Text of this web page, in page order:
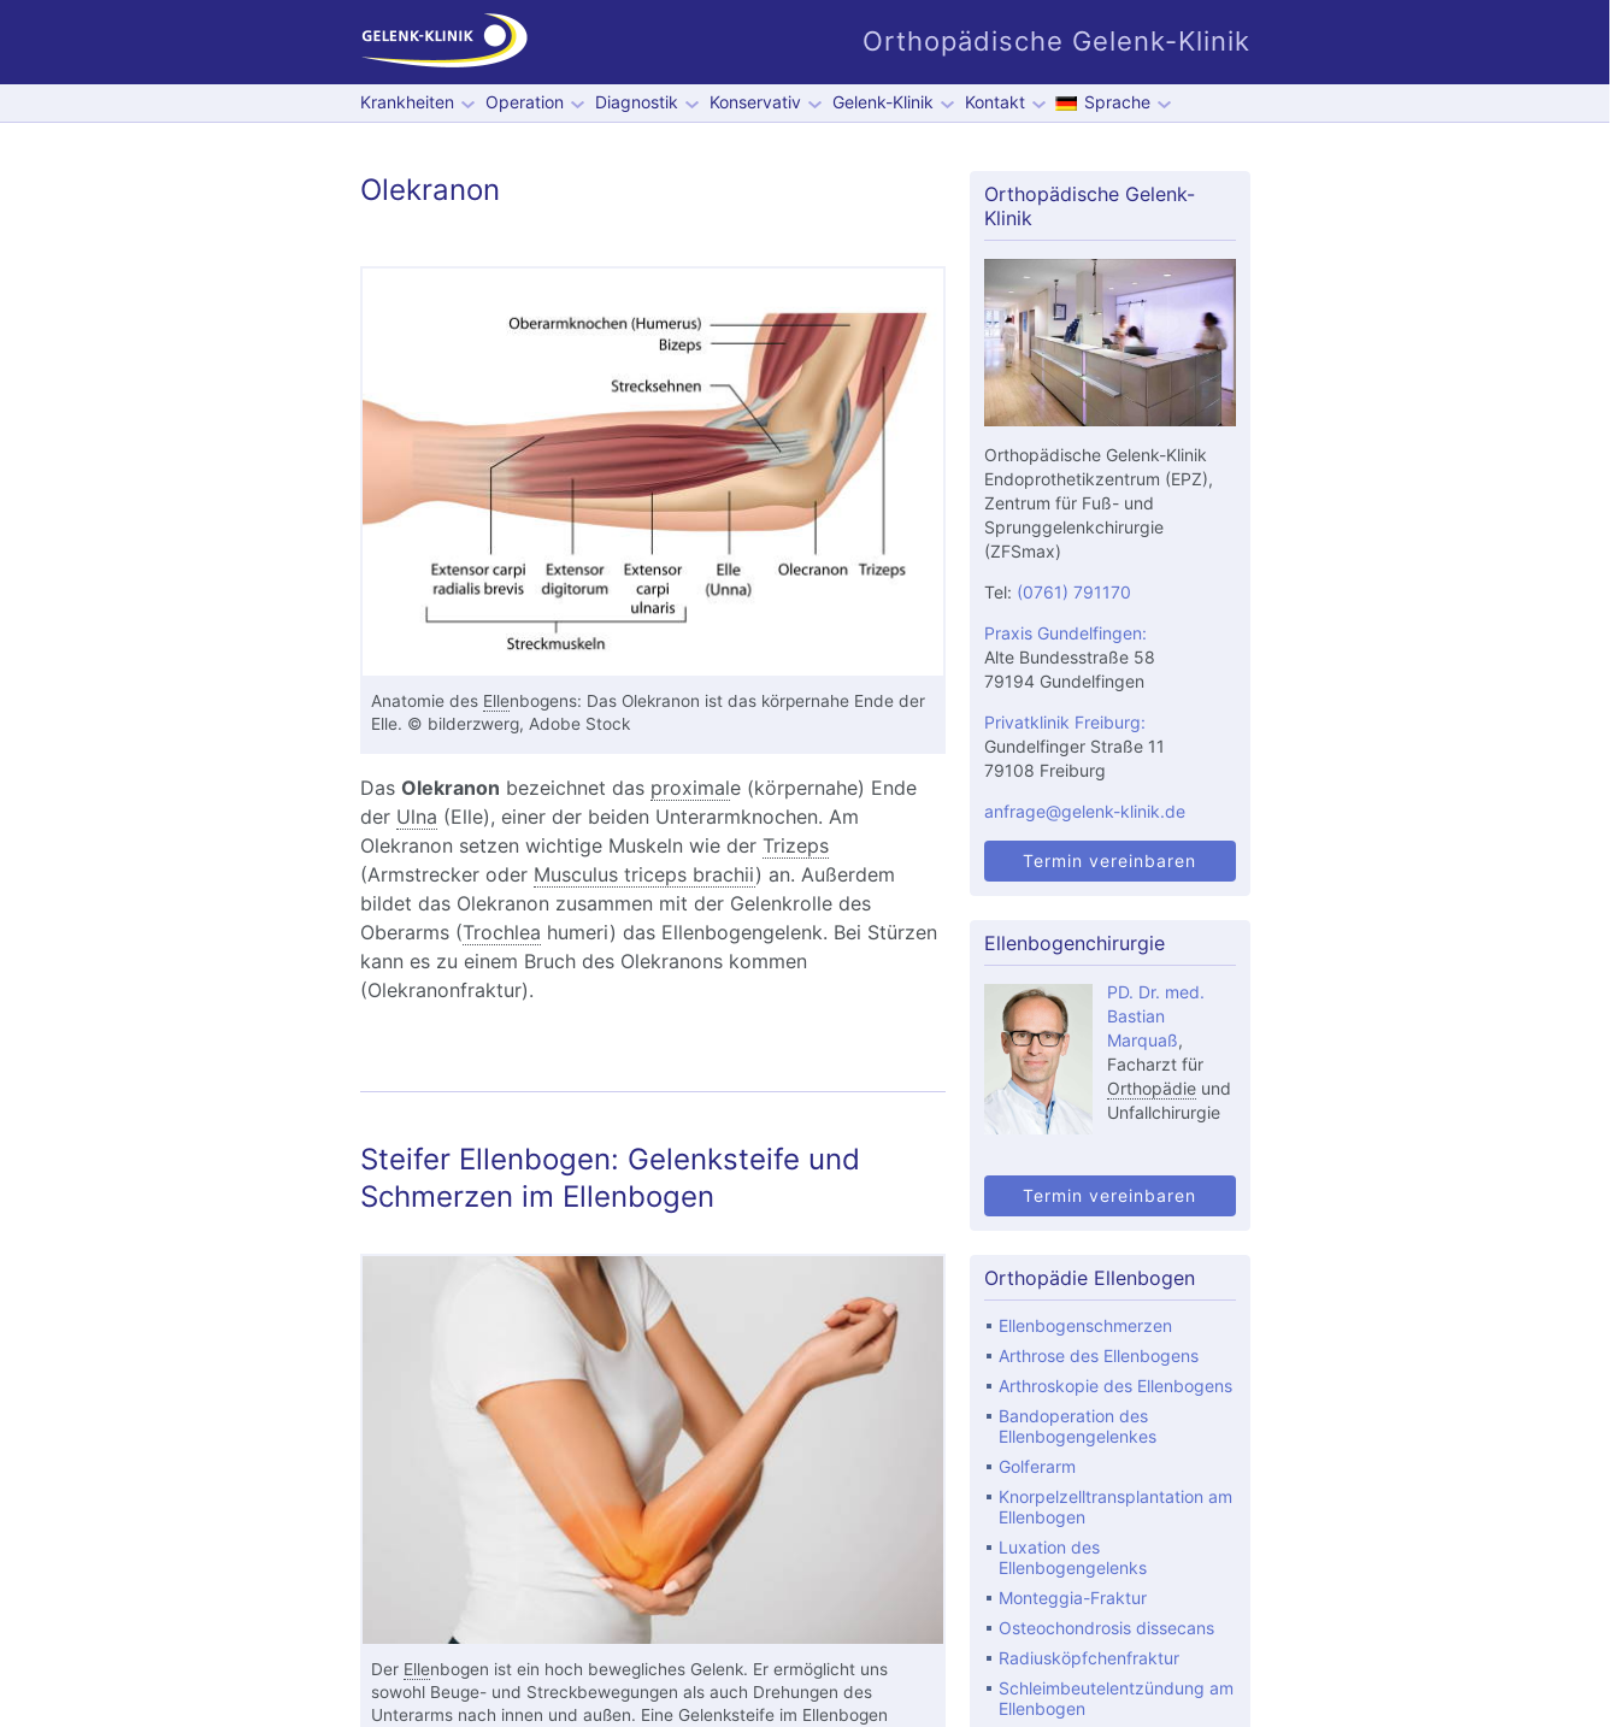
Orthopädische Gelenk-Klinik
Krankheiten Operation Diagnostik Konservativ Gelenk-Klinik Kontakt Sprache
Olekranon
Anatomie des Ellenbogens: Das Olekranon ist das körpernahe Ende der
Elle. © bilderzwerg, Adobe Stock
Das Olekranon bezeichnet das proximale (körpernahe) Ende
der Ulna (Elle), einer der beiden Unterarmknochen. Am
Olekranon setzen wichtige Muskeln wie der Trizeps
(Armstrecker oder Musculus triceps brachii) an. Außerdem
bildet das Olekranon zusammen mit der Gelenkrolle des
Oberarms (Trochlea humeri) das Ellenbogengelenk. Bei Stürzen
kann es zu einem Bruch des Olekranons kommen
(Olekranonfraktur).
Steifer Ellenbogen: Gelenksteife und
Schmerzen im Ellenbogen
Der Ellenbogen ist ein hoch bewegliches Gelenk. Er ermöglicht uns
sowohl Beuge- und Streckbewegungen als auch Drehungen des
Unterarms nach innen und außen. Eine Gelenksteife im Ellenbogen
Orthopädische Gelenk-
Klinik
Orthopädische Gelenk-Klinik
Endoprothetikzentrum (EPZ),
Zentrum für Fuß- und
Sprunggelenkchirurgie
(ZFSmax)
Tel: (0761) 791170
Praxis Gundelfingen:
Alte Bundesstraße 58
79194 Gundelfingen
Privatklinik Freiburg:
Gundelfinger Straße 11
79108 Freiburg
anfrage@gelenk-klinik.de
Termin vereinbaren
Ellenbogenchirurgie
PD. Dr. med.
Bastian
Marquaß,
Facharzt für
Orthopädieund
Unfallchirurgie
Termin vereinbaren
Orthopädie Ellenbogen
Ellenbogenschmerzen
Arthrose des Ellenbogens
Arthroskopie des Ellenbogens
Bandoperation des
Ellenbogengelenkes
Golferarm
Knorpelzelltransplantation am
Ellenbogen
Luxation des
Ellenbogengelenks
Monteggia-Fraktur
Osteochondrosis dissecans
Radiusköpfchenfraktur
Schleimbeutelentzündung am
Ellenbogen